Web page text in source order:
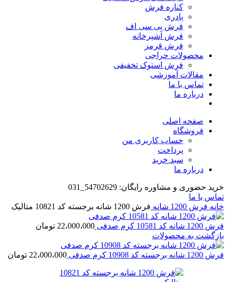
کناره فرش
پادری
فرش بی سی اف
فرش آشپرخانه
فرش قرمز
محصولات حراجی
فرش استوک تخفیفی
مقالات آموزشی
تماس با ما
درباره ما
صفحه اصلی
فروشگاه
حساب کاربری من
پرداخت
سبد خرید
درباره ما
خرید حضوری و مشاوره رایگان: 54702629_031
تماس با ما
خانه فرش 1200 شانه فرش 1200 شانه برجسته کد 10821 متالیک
فرش 1200 شانه کد 10581 کرم صدفی 22،000،000 تومان
بازگشت به محصولات
فرش 1200 شانه برجسته کد 10908 کرم صدفی 22،000،000 تومان